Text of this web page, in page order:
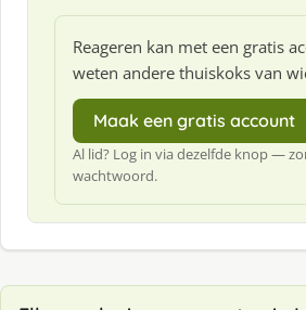
Reageren kan met een gratis
weten andere thuiskoks van
Maak een gratis account
Al lid? Log in via dezelfde knop —
wachtwoord.